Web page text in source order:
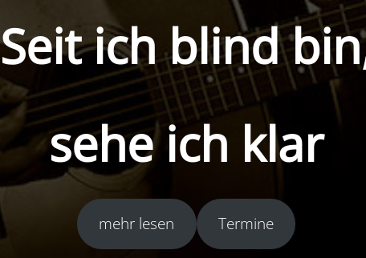
Seit ich blind
sehe ich klar
mehr lesen Termine